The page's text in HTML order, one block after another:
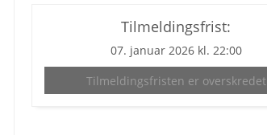
Tilmeldingsfrist:
07. januar 2026 kl. 22:00
Tilmeldingsfristen er overskredet